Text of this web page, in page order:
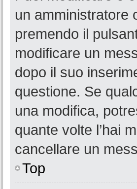
un amministratore
premendo il
modificare un
dopo il suo
questione. Se
una modifica,
quante volte l’hai
cancellare un
Top